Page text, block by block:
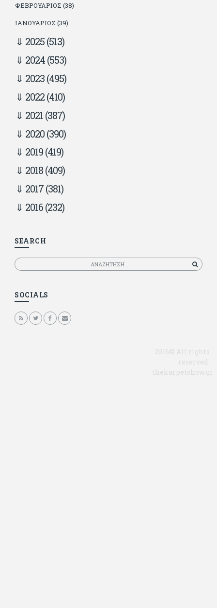
ΦΕΒΡΟΥΆΡΙΟΣ (38)
ΙΑΝΟΥΆΡΙΟΣ (39)
2025(513)
2024(553)
2023(495)
2022(410)
2021(387)
2020(390)
2019(419)
2018(409)
2017(381)
2016(232)
SEARCH
Αναζητηση
SOCIALS